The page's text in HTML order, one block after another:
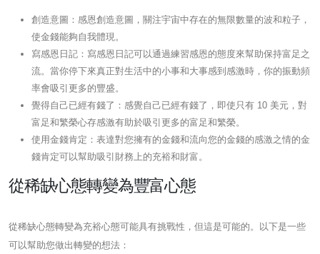
創造意圖：感恩創造意圖，關注宇宙中存在的無限數量的波和粒子，
使金錢能夠自我體現。
寫感恩日記：寫感恩日記可以通過練習感恩的態度來幫助保持富足之
流。當你停下來真正對生活中的小事和大事感到感激時，你的振動頻
率會吸引更多的豐盛。
覺得自己已經有錢了：感覺自己已經有錢了，即使只有 10 美元，對
富足和繁榮心存感激有助於吸引更多的富足和繁榮。
使用金錢肯定：表達對您擁有的金錢和流向您的金錢的感激之情的金
錢肯定可以幫助吸引財務上的充裕和財富。
從稀缺心態轉變為豐富心態
從稀缺心態轉變為充裕心態可能具有挑戰性，但這是可能的。以下是一些
可以幫助您做出轉變的想法：